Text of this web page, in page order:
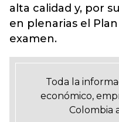
alta calidad y, por
en plenarias el
examen.
Toda la
económico,
Colombia